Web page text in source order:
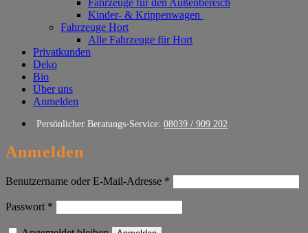
Fahrzeuge für den Außenbereich
Kinder- & Krippenwagen
Fahrzeuge Hort
Alle Fahrzeuge für Hort
Privatkunden
Deko
Bio
Über uns
Anmelden
Persönlicher Beratungs-Service: 08039 / 909 202
Anmelden
Benutzername oder E-Mail-Adresse *
Passwort *